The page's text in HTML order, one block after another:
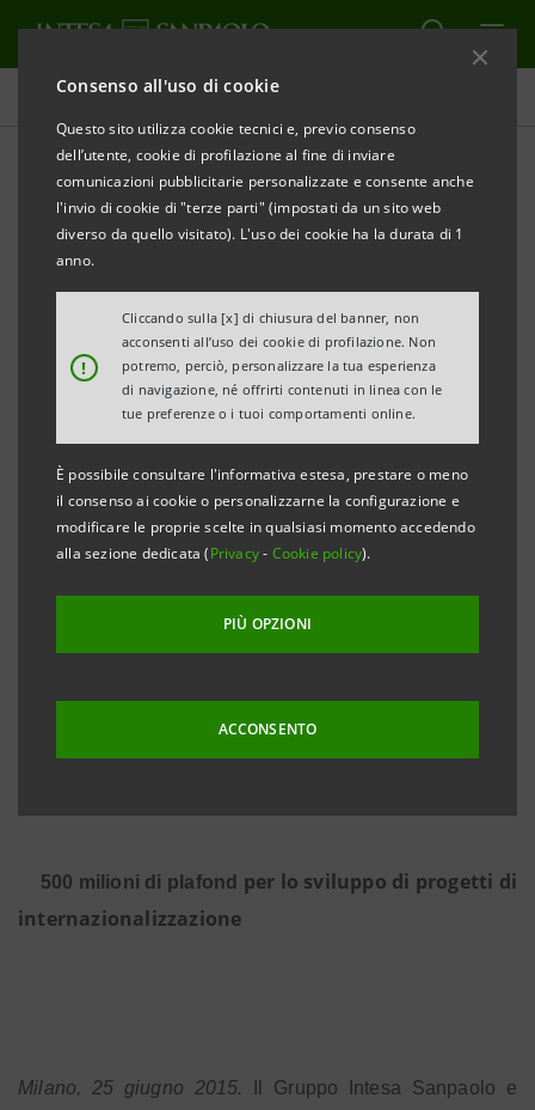
Consenso all'uso di cookie
Questo sito utilizza cookie tecnici e, previo consenso
dell’utente, cookie di profilazione al fine di inviare
comunicazioni pubblicitarie personalizzate e consente anche
l'invio di cookie di "terze parti" (impostati da un sito web
diverso da quello visitato). L'uso dei cookie ha la durata di 1
anno.
!
Cliccando sulla [x] di chiusura del banner, non
acconsenti all’uso dei cookie di profilazione. Non
potremo, perciò, personalizzare la tua esperienza
di navigazione, né offrirti contenuti in linea con le
tue preferenze o i tuoi comportamenti online.
È possibile consultare l'informativa estesa, prestare o meno
il consenso ai cookie o personalizzarne la configurazione e
modificare le proprie scelte in qualsiasi momento accedendo
alla sezione dedicata (Privacy- Cookie policy).
PIÙ OPZIONI
ACCONSENTO
Comunicati stampa
STAMPA
AGGIORNA
INTESA SANPAOLO E SISTEMA MODA ITALIA:
UN PATTO PER PROMUOVERE LA CRESCITA DELLE
DEL SETTORE TESSILE-MODA
Per le PMI della moda l’export si conferma una leva
di sviluppo fondamentale
Il nuovo accordo volto a favorire una maggiore
attraverso consulenza, innovative piattaforme digitali
500 milioni di plafond per lo sviluppo di progetti di
internazionalizzazione
Milano, 25 giugno 2015.
Il Gruppo Intesa Sanpaolo e